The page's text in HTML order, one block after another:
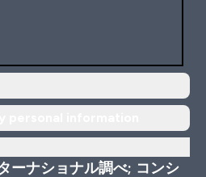
ーナショナル調べ; コンシ